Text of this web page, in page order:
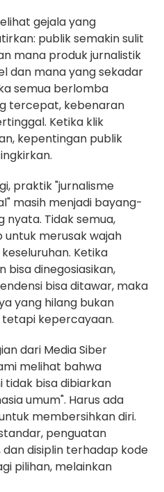
gejala yang
publik semakin sulit
mana produk jurnalistik
dan mana yang sekadar
semua berlomba
tercepat, kebenaran
Ketika klik
kepentingan publik
praktik "jurnalisme
masih menjadi bayang-
nyata. Tidak semua,
untuk merusak wajah
Ketika
bisa dinegosiasikan,
bisa ditawar, maka
yang hilang bukan
tetapi kepercayaan.
dari Media Siber
melihat bahwa
tidak bisa dibiarkan
umum". Harus ada
membersihkan diri.
penguatan
disiplin terhadap kode
pilihan, melainkan